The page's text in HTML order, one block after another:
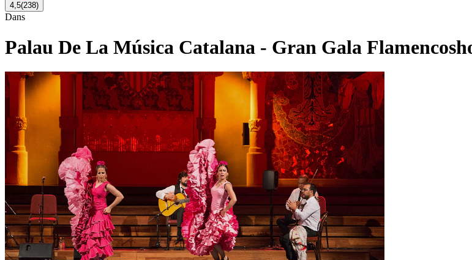
4,5(238)
Dans
Palau De La Música Catalana - Gran Gala